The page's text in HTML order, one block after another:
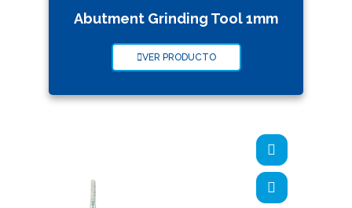
Abutment Grinding Tool 1mm
VER PRODUCTO